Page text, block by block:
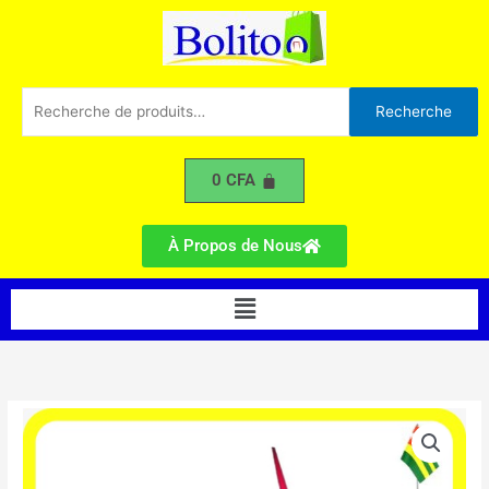
pour :
Recherche
0CFA
À Propos de Nous
Menu
quantité
de